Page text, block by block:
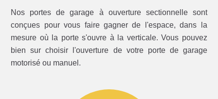
Nos portes de garage à ouverture sectionnelle sont
conçues pour vous faire gagner de l'espace, dans la
mesure où la porte s'ouvre à la verticale. Vous pouvez
bien sur choisir l'ouverture de votre porte de garage
motorisé ou manuel.